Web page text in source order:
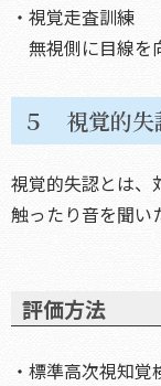
・視覚走査訓練
無視側に目線を
５ 視覚的失
視覚的失認とは、
触ったり音を聞い
評価方法
・標準高次視知